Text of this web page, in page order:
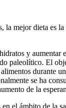
mejor dieta es
y
paleolítico. El
durante
se ha
de la
el ámbito de